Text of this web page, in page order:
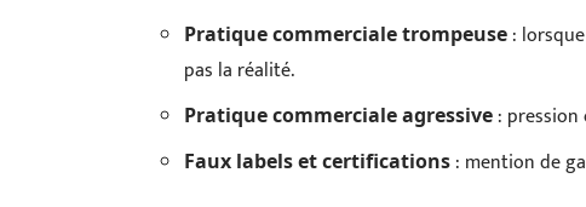
Pratique commerciale trompeuse :
pas la réalité.
Pratique commerciale agressive :
Faux labels et certifications : mention de